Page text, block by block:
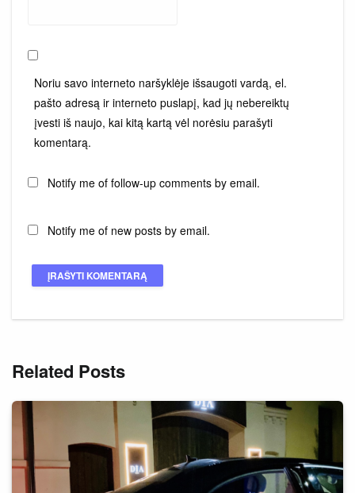
Noriu savo interneto naršyklėje išsaugoti vardą, el.
pašto adresą ir interneto puslapį, kad jų nebereiktų
įvesti iš naujo, kai kitą kartą vėl norėsiu parašyti
komentarą.
Notify me of follow-up comments by email.
Notify me of new posts by email.
Related Posts